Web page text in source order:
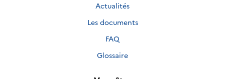
Actualités
Les documents
FAQ
Glossaire